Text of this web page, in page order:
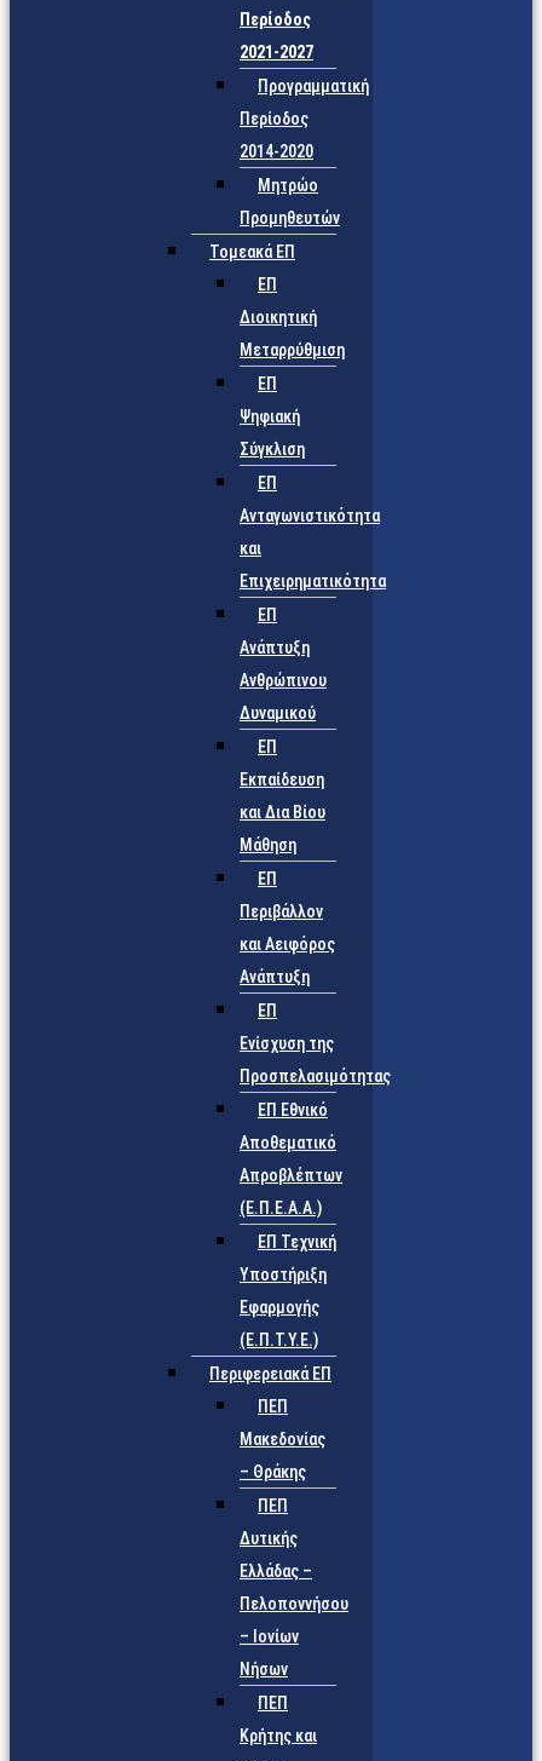
Περίοδος
2021-2027
Προγραμματική
Περίοδος
2014-2020
Μητρώο
Προμηθευτών
Τομεακά ΕΠ
ΕΠ
Διοικητική
Μεταρρύθμιση
ΕΠ
Ψηφιακή
Σύγκλιση
ΕΠ
Ανταγωνιστικότητα
και
Επιχειρηματικότητα
ΕΠ
Ανάπτυξη
Ανθρώπινου
Δυναμικού
ΕΠ
Εκπαίδευση
και Δια Βίου
Μάθηση
ΕΠ
Περιβάλλον
και Αειφόρος
Ανάπτυξη
ΕΠ
Ενίσχυση της
Προσπελασιμότητας
ΕΠ Εθνικό
Αποθεματικό
Απροβλέπτων
(Ε.Π.Ε.Α.Α.)
ΕΠ Τεχνική
Υποστήριξη
Εφαρμογής
(Ε.Π.Τ.Υ.Ε.)
Περιφερειακά ΕΠ
ΠΕΠ
Μακεδονίας
– Θράκης
ΠΕΠ
Δυτικής
Ελλάδας –
Πελοποννήσου
– Ιονίων
Νήσων
ΠΕΠ
Κρήτης και